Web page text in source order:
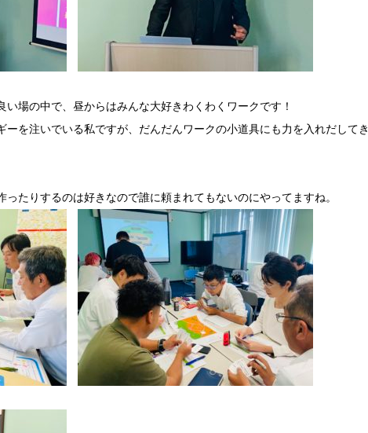
場の中で、昼からはみんな大好きわくわくワークです！
ーを注いでいる私ですが、だんだんワークの小道具にも力を入れだしてき
ったりするのは好きなので誰に頼まれてもないのにやってますね。